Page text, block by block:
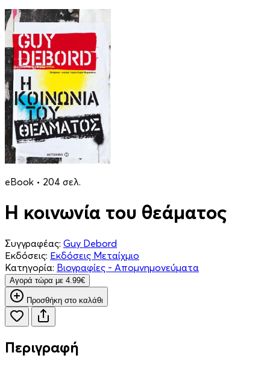
eBook • 204 σελ.
Η κοινωνία του θεάματος
Συγγραφέας: Guy Debord
Εκδόσεις: Εκδόσεις Μεταίχμιο
Κατηγορία: Βιογραφίες - Απομνημονεύματα
Aγορά τώρα με 4.99€
Προσθήκη στο καλάθι
Περιγραφή